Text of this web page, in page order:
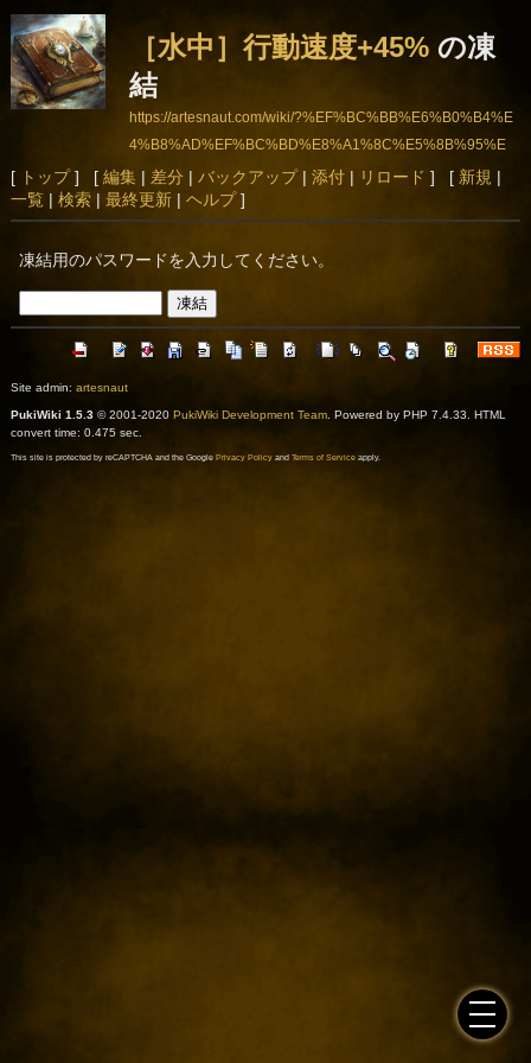
［水中］行動速度+45%の凍
結
https://artesnaut.com/wiki/?%EF%BC%BB%E6%B0%B4%E
4%B8%AD%EF%BC%BD%E8%A1%8C%E5%8B%95%E
9%80%9F%E5%BA%A6%2B45%25
[ トップ] [ 編集| 差分 | バックアップ| 添付| リロード ] [ 新規 |
一覧| 検索| 最終更新| ヘルプ]
凍結用のパスワードを入力してください。
Site admin: artesnaut
PukiWiki 1.5.3© 2001-2020 PukiWiki Development Team. Powered by PHP 7.4.33. HTML
convert time: 0.475 sec.
This site is protected by reCAPTCHA and the Google Privacy Policyand Terms of Serviceapply.